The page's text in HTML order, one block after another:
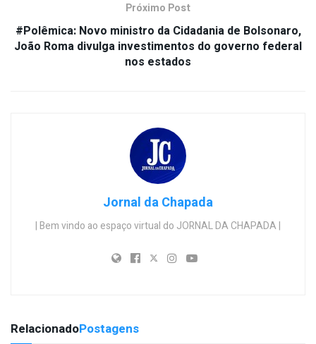
Próximo Post
#Polêmica: Novo ministro da Cidadania de Bolsonaro,
João Roma divulga investimentos do governo federal
nos estados
Jornal da Chapada
| Bem vindo ao espaço virtual do JORNAL DA CHAPADA |
RelacionadoPostagens